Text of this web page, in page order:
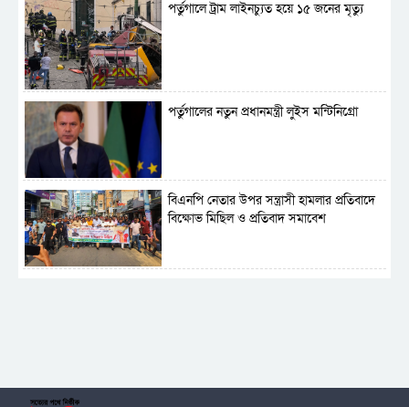
পর্তুগালে ট্রাম লাইনচ্যুত হয়ে ১৫ জনের মৃত্যু
পর্তুগালের নতুন প্রধানমন্ত্রী লুইস মন্টিনিগ্রো
বিএনপি নেতার উপর সন্ত্রাসী হামলার প্রতিবাদে
বিক্ষোভ মিছিল ও প্রতিবাদ সমাবেশ